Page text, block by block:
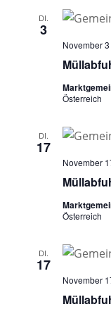
DI.
3
November 3
Österreich
DI.
17
November
Österreich
DI.
17
November